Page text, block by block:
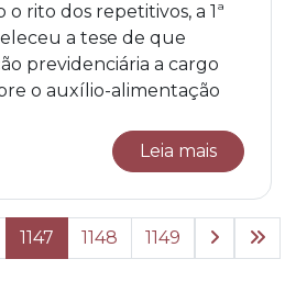
rito dos repetitivos, a 1ª
a tese de que
previdenciária a cargo
o auxílio-alimentação
Leia mais
1147 1148 1149